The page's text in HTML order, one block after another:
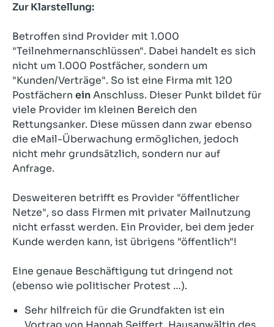
Zur Klarstellung:
Betroffen sind Provider mit 1.000
"Teilnehmernanschlüssen". Dabei handelt es sich
nicht um 1.000 Postfächer, sondern um
"Kunden/Verträge". So ist eine Firma mit 120
Postfächern einAnschluss. Dieser Punkt bildet für
viele Provider im kleinen Bereich den
Rettungsanker. Diese müssen dann zwar ebenso
die eMail-Überwachung ermöglichen, jedoch
nicht mehr grundsätzlich, sondern nur auf
Anfrage.
Desweiteren betrifft es Provider "öffentlicher
Netze", so dass Firmen mit privater Mailnutzung
nicht erfasst werden. Ein Provider, bei dem jeder
Kunde werden kann, ist übrigens "öffentlich"!
Eine genaue Beschäftigung tut dringend not
(ebenso wie politischer Protest …).
Sehr hilfreich für die Grundfakten ist ein